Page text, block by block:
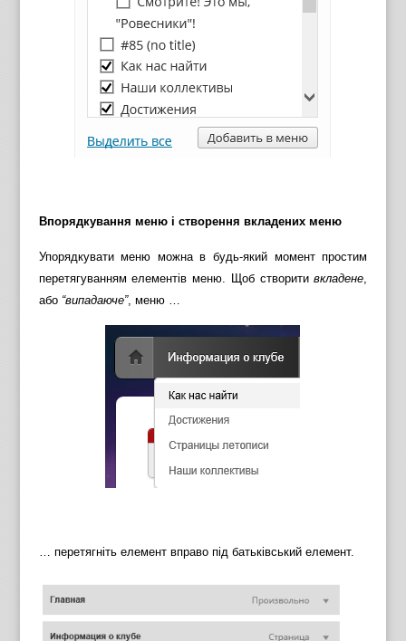
Впорядкування меню і створення вкладених меню
Упорядкувати меню можна в будь-який момент простим
перетягуванням елементів меню. Щоб створитивкладене
або“випадаюче”, меню …
… перетягніть елемент вправо під батьківський елемент.